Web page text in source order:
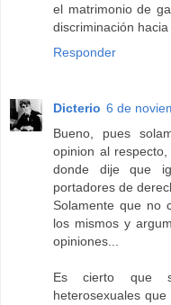
el matrimonio de
discriminación
Responder
Dicterio 6 de
Bueno, pues
opinion al
donde dije que
portadores de
Solamente que no
los mismos y
opiniones...
Es cierto que
heterosexuales